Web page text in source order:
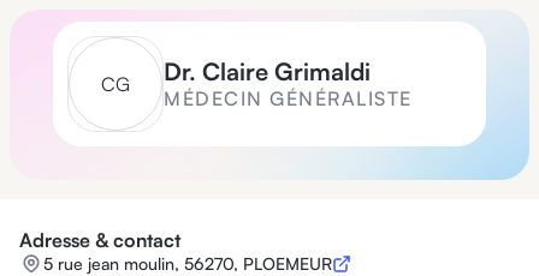
CG Dr. Claire Grimaldi
MÉDECIN GÉNÉRALISTE
Adresse & contact
5 rue jean moulin, 56270, PLOEMEUR